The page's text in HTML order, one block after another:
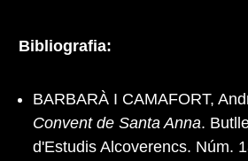
Bibliografia:
BARBARÀ I CAMAFORT,
Convent de Santa Anna.
d'Estudis Alcoverencs. Núm.